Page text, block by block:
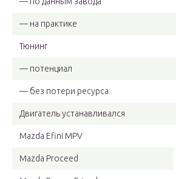
— на практике
Тюнинг
— потенциал
— без потери ресурса
Двигатель устанавливался
Mazda Efini MPV
Mazda Proceed